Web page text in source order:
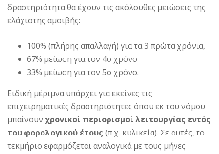
δραστηριότητα θα έχουν τις ακόλουθες μειώσεις της
ελάχιστης αμοιβής:
100% (πλήρης απαλλαγή) για τα 3 πρώτα χρόνια,
67% μείωση για τον 4ο χρόνο
33% μείωση για τον 5ο χρόνο.
Ειδική μέριμνα υπάρχει για εκείνες τις
επιχειρηματικές δραστηριότητες όπου εκ του νόμου
μπαίνουν χρονικοί περιορισμοί λειτουργίας εντός
του φορολογικού έτους (π.χ. κυλικεία). Σε αυτές, το
τεκμήριο εφαρμόζεται αναλογικά με τους μήνες